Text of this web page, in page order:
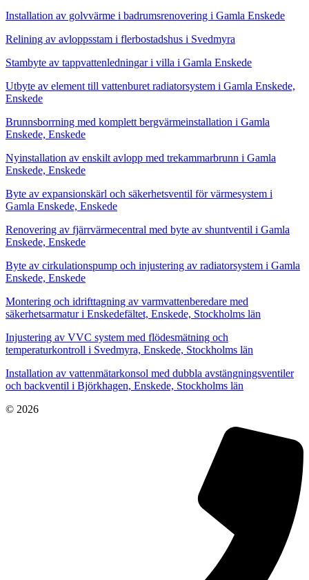
Installation av golvvärme i badrumsrenovering i Gamla Enskede
Relining av avloppsstam i flerbostadshus i Svedmyra
Stambyte av tappvattenledningar i villa i Gamla Enskede
Utbyte av element till vattenburet radiatorsystem i Gamla Enskede,
Enskede
Brunnsborrning med komplett bergvärmeinstallation i Gamla
Enskede, Enskede
Nyinstallation av enskilt avlopp med trekammarbrunn i Gamla
Enskede, Enskede
Byte av expansionskärl och säkerhetsventil för värmesystem i
Gamla Enskede, Enskede
Renovering av fjärrvärmecentral med byte av shuntventil i Gamla
Enskede, Enskede
Byte av cirkulationspump och injustering av radiatorsystem i Gamla
Enskede, Enskede
Montering och idrifttagning av varmvattenberedare med
säkerhetsarmatur i Enskedefältet, Enskede, Stockholms län
Injustering av VVC system med flödesmätning och
temperaturkontroll i Svedmyra, Enskede, Stockholms län
Installation av vattenmätarkonsol med dubbla avstängningsventiler
och backventil i Björkhagen, Enskede, Stockholms län
© 2026